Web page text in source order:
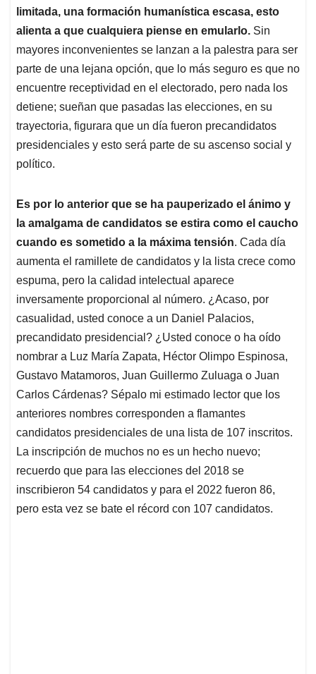
limitada, una formación humanística escasa, esto
alienta a que cualquiera piense en emularlo. Sin
mayores inconvenientes se lanzan a la palestra para ser
parte de una lejana opción, que lo más seguro es que no
encuentre receptividad en el electorado, pero nada los
detiene; sueñan que pasadas las elecciones, en su
trayectoria, figurara que un día fueron precandidatos
presidenciales y esto será parte de su ascenso social y
político.
Es por lo anterior que se ha pauperizado el ánimo y
la amalgama de candidatos se estira como el caucho
cuando es sometido a la máxima tensión. Cada día
aumenta el ramillete de candidatos y la lista crece como
espuma, pero la calidad intelectual aparece
inversamente proporcional al número. ¿Acaso, por
casualidad, usted conoce a un Daniel Palacios,
precandidato presidencial? ¿Usted conoce o ha oído
nombrar a Luz María Zapata, Héctor Olimpo Espinosa,
Gustavo Matamoros, Juan Guillermo Zuluaga o Juan
Carlos Cárdenas? Sépalo mi estimado lector que los
anteriores nombres corresponden a flamantes
candidatos presidenciales de una lista de 107 inscritos.
La inscripción de muchos no es un hecho nuevo;
recuerdo que para las elecciones del 2018 se
inscribieron 54 candidatos y para el 2022 fueron 86,
pero esta vez se bate el récord con 107 candidatos.